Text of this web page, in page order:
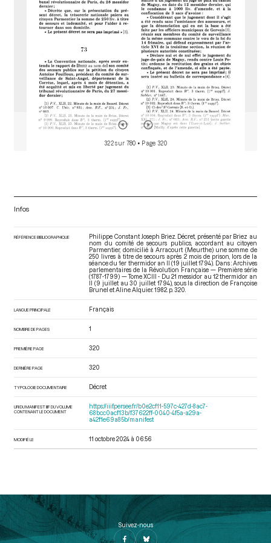
322 sur 780 • Page 320
Infos
RÉFÉRENCE BIBLIOGRAPHIQUE
Philippe Constant Joseph Briez. Décret, présenté par Briez au
nom du comité de secours publics, accordant au citoyen
Parmentier, domicilié à Arracourt (Meurthe) une somme de
250 livres à titre de secours après 2 mois de prison, lors de la
séance du 1er thermidor an II (19 juillet 1794). Dans : Archives
parlementaires de la Révolution Française — Première série
(1787-1799) — Tome XCIII - Du 21 messidor au 12 thermidor an
II (9 juillet au 30 juillet 1794), sous la direction de Françoise
Brunel et Aline Alquier. 1982. p. 320.
LANGUE PRINCIPALE Français
NOMBRE DE PAGES 1
PREMIÈRE PAGE 320
DERNIÈRE PAGE 320
TYPOLOGIE DOCUMENTAIRE Décret
URI DU MANIFEST IIIF DU VOLUME
CONTENANT LE DOCUMENT
https://iiif.persee.fr/b0e2cf11-597c-427d-8ac7-
68bcc0acf13b/f37622ff-0040-4f5a-a29a-
a42f1e69a85b/manifest
MODIFIÉ LE 11 octobre 2024 à 06:56
Suivez-nous